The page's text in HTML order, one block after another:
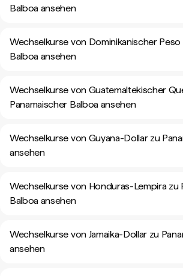
Balboa ansehen
Wechselkurse von Dominikanischer Peso
Balboa ansehen
Wechselkurse von Guatemaltekischer
Panamaischer Balboa ansehen
Wechselkurse von Guyana-Dollar zu
ansehen
Wechselkurse von Honduras-Lempira zu
Balboa ansehen
Wechselkurse von Jamaika-Dollar zu
ansehen